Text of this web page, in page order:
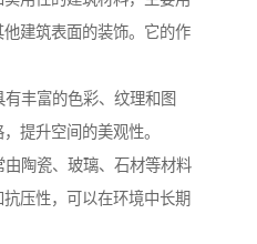
建筑表面的装饰。它的作
丰富的色彩、纹理和图
提升空间的美观性。
陶瓷、玻璃、石材等材料
压性，可以在环境中长期